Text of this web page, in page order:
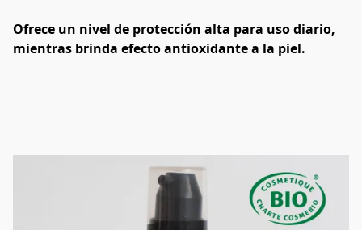
Ofrece un nivel de protección alta para uso diario,
mientras brinda efecto antioxidante a la piel.